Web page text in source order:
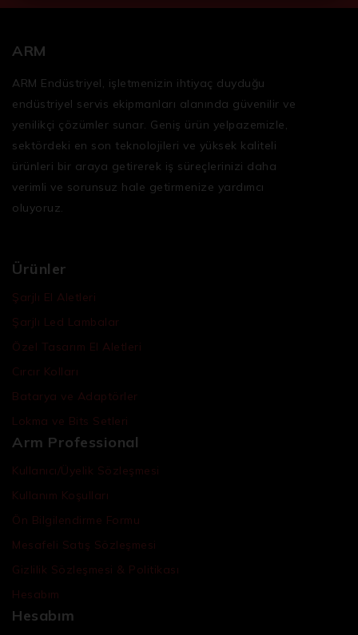
ARM
ARM Endüstriyel, işletmenizin ihtiyaç duyduğu
endüstriyel servis ekipmanları alanında güvenilir ve
yenilikçi çözümler sunar. Geniş ürün yelpazemizle,
sektördeki en son teknolojileri ve yüksek kaliteli
ürünleri bir araya getirerek iş süreçlerinizi daha
verimli ve sorunsuz hale getirmenize yardımcı
oluyoruz.
Ürünler
Şarjlı El Aletleri
Şarjlı Led Lambalar
Özel Tasarım El Aletleri
Cırcır Kolları
Batarya ve Adaptörler
Lokma ve Bits Setleri
Arm Professional
Kullanıcı/Üyelik Sözleşmesi
Kullanım Koşulları
Ön Bilgilendirme Formu
Mesafeli Satış Sözleşmesi
Gizlilik Sözleşmesi & Politikası
Hesabım
Hesabım